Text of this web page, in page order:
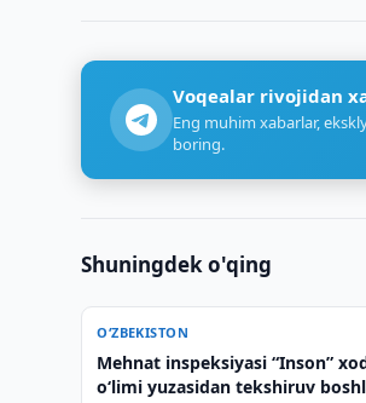
Voqealar rivojidan
Eng muhim xabarlar,
boring.
Shuningdek o'qing
O‘ZBEKISTON
Mehnat inspeksiyasi “Inson”
o‘limi yuzasidan tekshiruv